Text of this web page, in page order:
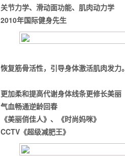
关节力学、滑动面功能、肌肉动力学
2010年国际健身先生
恢复筋骨活性，引导身体激活肌肉发力。
更加柔和提高代谢身体线条更修长美丽
气血畅通逆龄回春
《美丽俏佳人》、《时尚妈咪》
CCTV《超级减肥王》